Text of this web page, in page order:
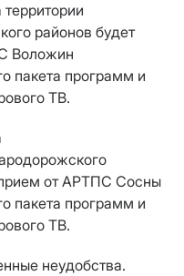
территории
районов будет
Воложин
пакета программ и
ТВ.
прием от АРТПС Сосны
пакета программ и
ТВ.
неудобства.